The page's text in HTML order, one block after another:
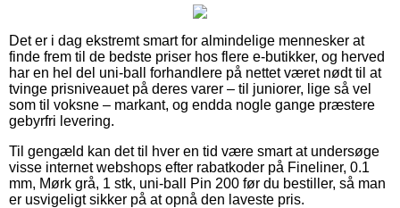
Det er i dag ekstremt smart for almindelige mennesker at
finde frem til de bedste priser hos flere e-butikker, og herved
har en hel del uni-ball forhandlere på nettet været nødt til at
tvinge prisniveauet på deres varer – til juniorer, lige så vel
som til voksne – markant, og endda nogle gange præstere
gebyrfri levering.
Til gengæld kan det til hver en tid være smart at undersøge
visse internet webshops efter rabatkoder på Fineliner, 0.1
mm, Mørk grå, 1 stk, uni-ball Pin 200 før du bestiller, så man
er usvigeligt sikker på at opnå den laveste pris.